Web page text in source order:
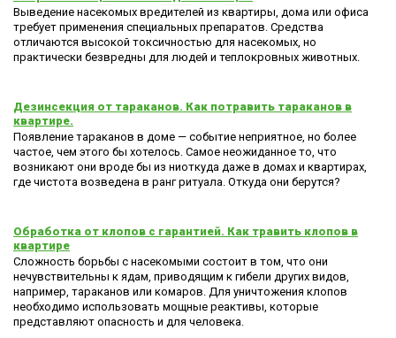
Выведение насекомых вредителей из квартиры, дома или офиса
требует применения специальных препаратов. Средства
отличаются высокой токсичностью для насекомых, но
практически безвредны для людей и теплокровных животных.
Дезинсекция от тараканов. Как потравить тараканов в
квартире.
Появление тараканов в доме — событие неприятное, но более
частое, чем этого бы хотелось. Самое неожиданное то, что
возникают они вроде бы из ниоткуда даже в домах и квартирах,
где чистота возведена в ранг ритуала. Откуда они берутся?
Обработка от клопов с гарантией. Как травить клопов в
квартире
Сложность борьбы с насекомыми состоит в том, что они
нечувствительны к ядам, приводящим к гибели других видов,
например, тараканов или комаров. Для уничтожения клопов
необходимо использовать мощные реактивы, которые
представляют опасность и для человека.